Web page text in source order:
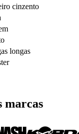
cinzento
longas
marcas